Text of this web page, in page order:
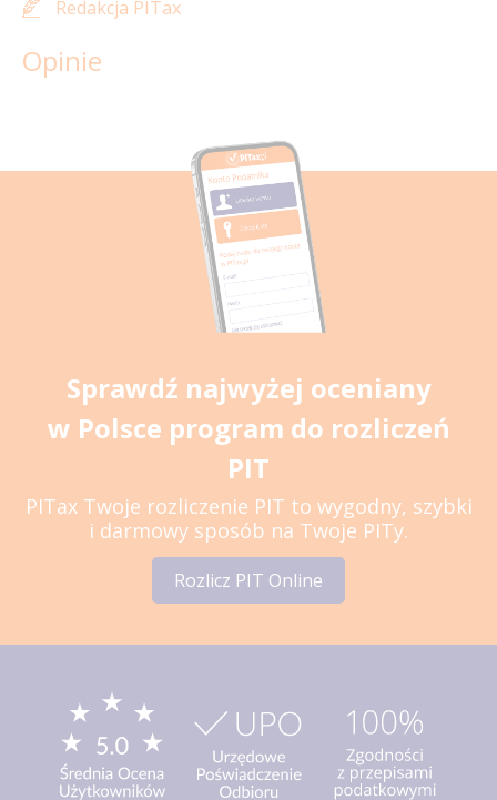
Redakcja PITax
Opinie
Sprawdź najwyżej oceniany
w Polsce program do rozliczeń
PIT
PITax Twoje rozliczenie PIT to wygodny, szybki
i darmowy sposób na Twoje PITy.
Rozlicz PIT Online